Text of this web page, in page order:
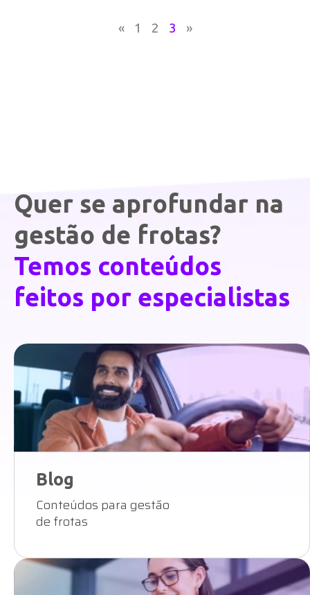
« 1 2 3 »
Quer se aprofundar na
gestão de frotas?
Temos conteúdos
feitos por especialistas
Blog
Conteúdos para gestão
de frotas